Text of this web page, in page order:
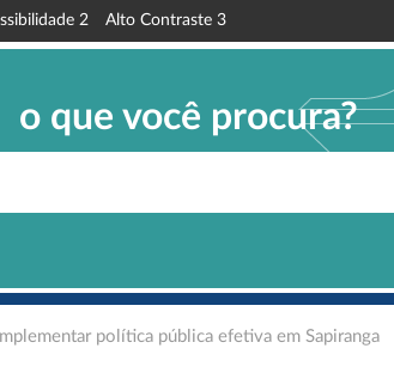
2 Alto Contraste 3
o que você procura?
política pública efetiva em Sapiranga